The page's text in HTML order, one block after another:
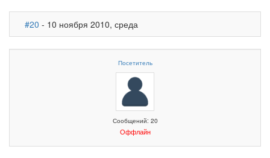
#20 - 10 ноября 2010, среда
Посетитель
Сообщений: 20
Оффлайн